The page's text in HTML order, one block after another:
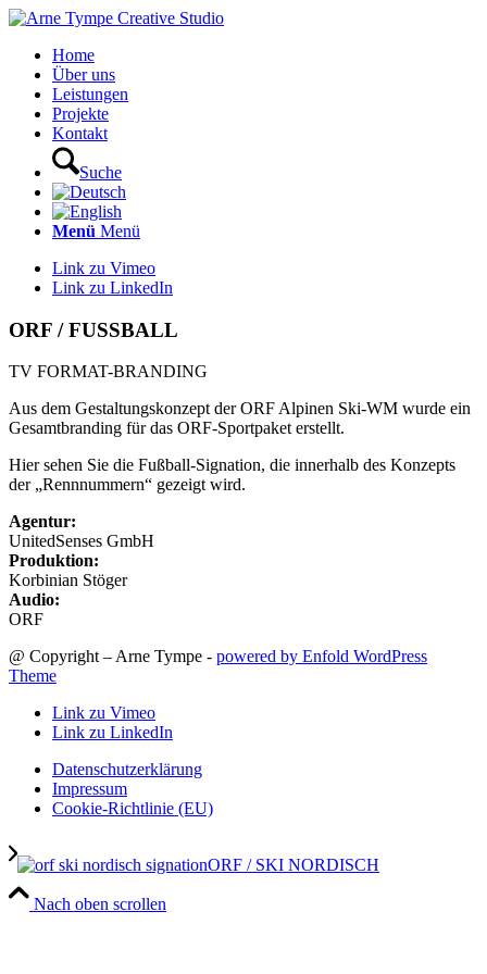
Home
Über uns
Leistungen
Projekte
Kontakt
Suche
Menü Menü
Link zu Vimeo
Link zu LinkedIn
ORF / FUSSBALL
TV FORMAT-BRANDING
Aus dem Gestaltungskonzept der ORF Alpinen Ski-WM wurde ein
Gesamtbranding für das ORF-Sportpaket erstellt.
Hier sehen Sie die Fußball-Signation, die innerhalb des Konzepts
der „Rennnummern“ gezeigt wird.
Agentur:
UnitedSenses GmbH
Produktion:
Korbinian Stöger
Audio:
ORF
@ Copyright – Arne Tympe - powered by Enfold WordPress
Theme
Link zu Vimeo
Link zu LinkedIn
Datenschutzerklärung
Impressum
Cookie-Richtlinie (EU)
ORF / SKI NORDISCH
Nach oben scrollen